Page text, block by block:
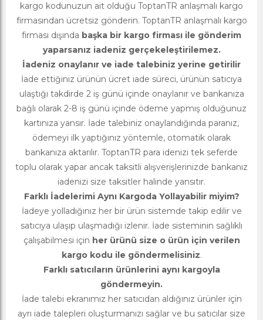
kargo kodunuzun ait olduğu ToptanTR anlaşmalı kargo
firmasından ücretsiz gönderin. ToptanTR anlaşmalı kargo
firması dışında başka bir kargo firması ile gönderim
yaparsanız iadeniz gerçekeleştirilemez.
İadeniz onaylanır ve iade talebiniz yerine getirilir
İade ettiğiniz ürünün ücret iade süreci, ürünün satıcıya
ulaştığı takdirde 2 iş günü içinde onaylanır ve bankanıza
bağlı olarak 2-8 iş günü içinde ödeme yapmış olduğunuz
kartınıza yansır. İade talebiniz onaylandığında paranız,
ödemeyi ilk yaptığınız yöntemle, otomatik olarak
bankanıza aktarılır. ToptanTR para idenizi tek seferde
toplu olarak yapar ancak taksitli alışverişlerinizde bankanız
iadenizi size taksitler halinde yansıtır.
Farklı İadelerimi Aynı Kargoda Yollayabilir miyim?
İadeye yolladığınız her bir ürün sistemde takip edilir ve
satıcıya ulaşıp ulaşmadığı izlenir. İade sisteminin sağlıklı
çalışabilmesi için her ürünü size o ürün için verilen
kargo kodu ile göndermelisiniz.
Farklı satıcıların ürünlerini aynı kargoyla
göndermeyin.
İade talebi ekranımız her satıcıdan aldığınız ürünler için
ayrı iade talepleri oluşturmanızı sağlar ve bu satıcılar size